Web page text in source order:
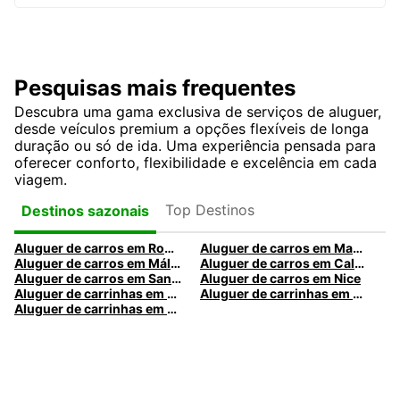
Pesquisas mais frequentes
Descubra uma gama exclusiva de serviços de aluguer,
desde veículos premium a opções flexíveis de longa
duração ou só de ida. Uma experiência pensada para
oferecer conforto, flexibilidade e excelência em cada
viagem.
Destinos sazonais
Top Destinos
Aluguer de carros em Roma
Aluguer de carros em Madrid
Aluguer de carros em Málaga
Aluguer de carros em Caldas da Rainha
Aluguer de carros em Santa Maria da Feira
Aluguer de carros em Nice
Aluguer de carrinhas em Nice
Aluguer de carrinhas em Santa Maria da Feira
Aluguer de carrinhas em Caldas da Rainha